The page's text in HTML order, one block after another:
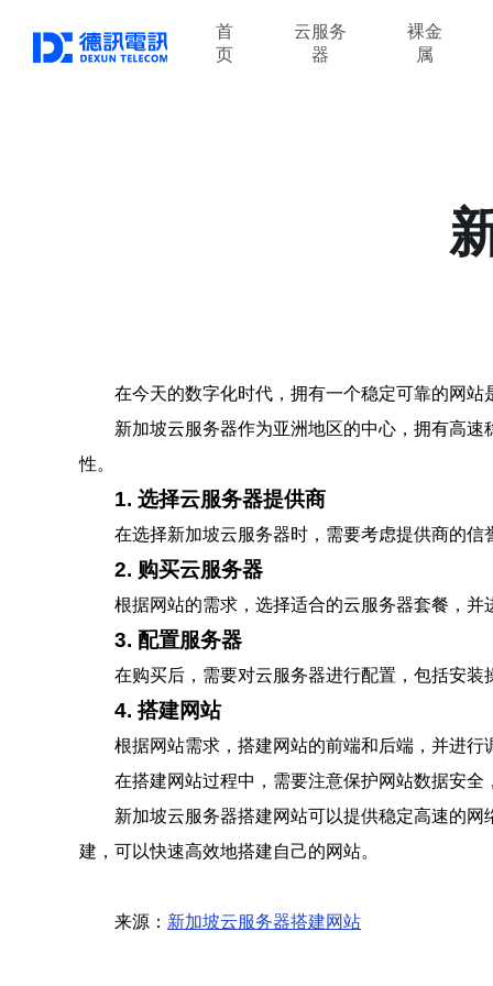
首
页
云服务
器
裸金
属
在今天的数字化时代，拥有一个稳定可靠的网
新加坡云服务器作为亚洲地区的中心，拥有高
性。
1. 选择云服务器提供商
在选择新加坡云服务器时，需要考虑提供商的
2. 购买云服务器
根据网站的需求，选择适合的云服务器套餐，
3. 配置服务器
在购买后，需要对云服务器进行配置，包括安
4. 搭建网站
根据网站需求，搭建网站的前端和后端，并进
在搭建网站过程中，需要注意保护网站数据安
新加坡云服务器搭建网站可以提供稳定高速的
建，可以快速高效地搭建自己的网站。
来源： 新加坡云服务器搭建网站